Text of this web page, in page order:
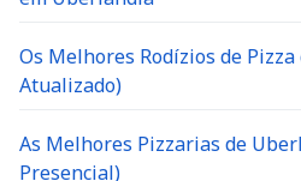
Os Melhores Rodízios de Pizza
Atualizado)
As Melhores Pizzarias de
Presencial)